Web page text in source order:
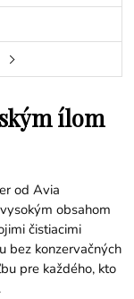
ílom
od Avia
obsahom
čistiacimi
bez konzervačných
pre každého, kto